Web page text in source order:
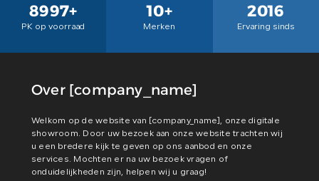
8997+
PK op voorraad
10+
Merken
2016
Ervaring sinds
Over [company_name]
Welkom op de website van [company_name], onze digitale
showroom. Door uw bezoek aan onze website trachten wij
u een bredere kijk te geven op ons aanbod en onze
services. Mochten er na uw bezoek vragen of
onduidelijkheden zijn, helpen wij u graag!